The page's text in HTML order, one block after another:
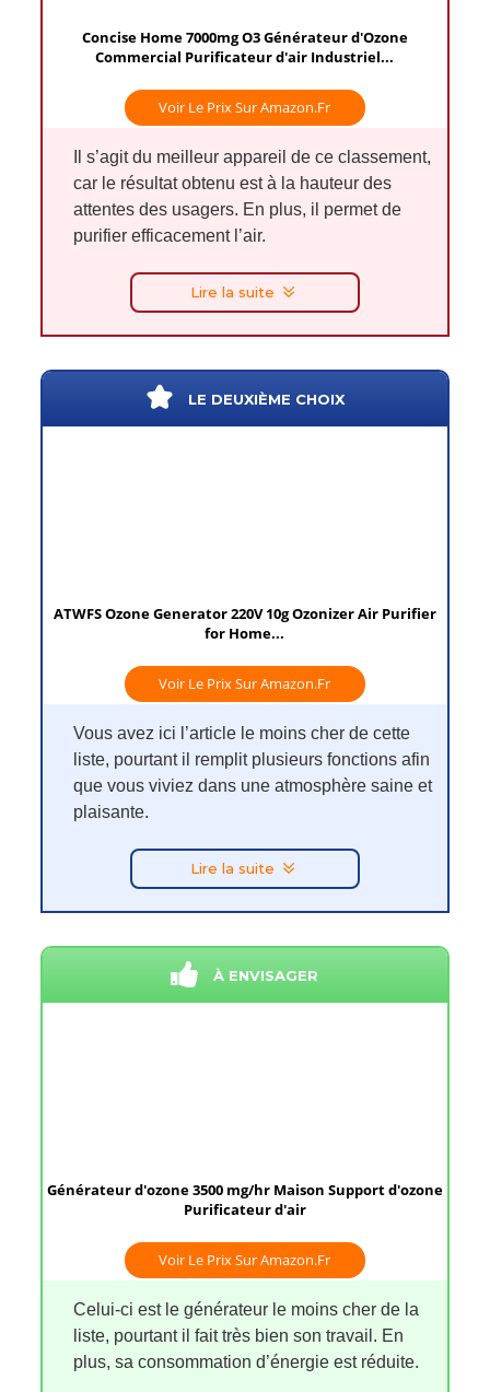
Concise Home 7000mg O3 Générateur d'Ozone
Commercial Purificateur d'air Industriel...
Voir Le Prix Sur Amazon.fr
Il s’agit du meilleur appareil de ce classement,
car le résultat obtenu est à la hauteur des
attentes des usagers. En plus, il permet de
purifier efficacement l’air.
Lire la suite
LE DEUXIÈME CHOIX
ATWFS Ozone Generator 220V 10g Ozonizer Air Purifier
for Home...
Voir Le Prix Sur Amazon.fr
Vous avez ici l’article le moins cher de cette
liste, pourtant il remplit plusieurs fonctions afin
que vous viviez dans une atmosphère saine et
plaisante.
Lire la suite
À ENVISAGER
Générateur d'ozone 3500 mg/hr Maison Support d'ozone
Purificateur d'air
Voir Le Prix Sur Amazon.fr
Celui-ci est le générateur le moins cher de la
liste, pourtant il fait très bien son travail. En
plus, sa consommation d’énergie est réduite.